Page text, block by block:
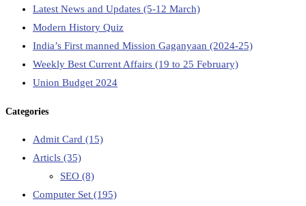
Latest News and Updates (5-12 March)
Modern History Quiz
India’s First manned Mission Gaganyaan (2024-25)
Weekly Best Current Affairs (19 to 25 February)
Union Budget 2024
Categories
Admit Card (15)
Articls (35)
SEO (8)
Computer Set (195)